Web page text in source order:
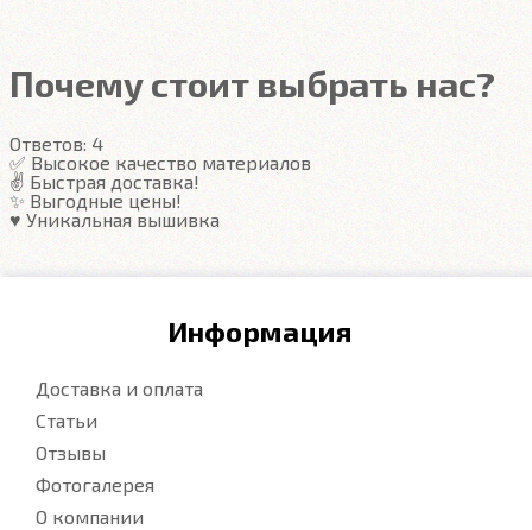
резиновых половичках, однако, её все равно
видно. ЕВА удобны тем, что их легко достать не
Подробнее
Почему стоит выбрать нас?
Ответов: 4
✅ Высокое качество материалов
✌️ Быстрая доставка!
✨ Выгодные цены!
♥️ Уникальная вышивка
Информация
Доставка и оплата
Статьи
Отзывы
Фотогалерея
О компании